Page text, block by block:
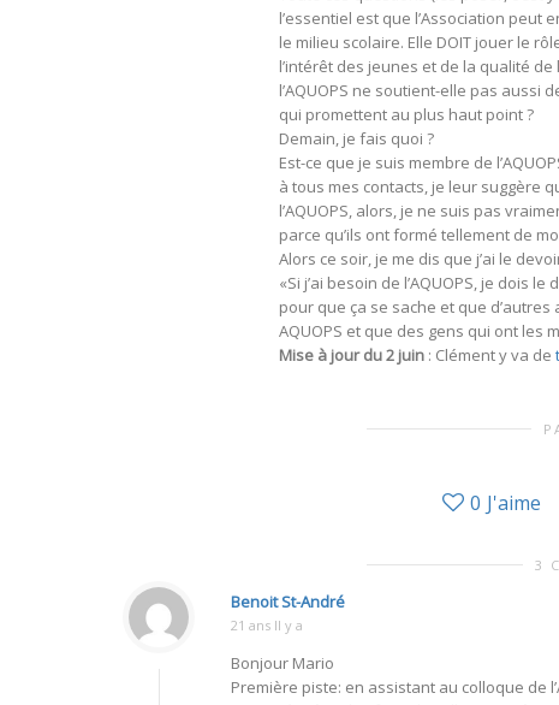
l’essentiel est que l’Association
le milieu scolaire. Elle DOIT jouer le
l’intérêt des jeunes et de la qualité
l’AQUOPS ne soutient-elle pas
qui promettent au plus haut point ?
Demain, je fais quoi ?
Est-ce que je suis membre de
à tous mes contacts, je leur suggère
l’AQUOPS, alors, je ne suis pas
parce qu’ils ont formé tellement de
Alors ce soir, je me dis que j’ai le
«Si j’ai besoin de l’AQUOPS, je dois
pour que ça se sache et que
AQUOPS et que des gens qui ont les
Mise à jour du 2 juin : Clément y va de
0 J'aime
3
Benoit St-André
21 ans Il y a
Bonjour Mario
Première piste: en assistant au colloque de